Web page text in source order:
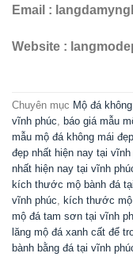
Email :
Website :
Chuyên mục Mộ đá
vĩnh phúc, báo giá mẫu
mẫu mộ đá không mái
đẹp nhất hiện nay tại vĩnh
nhất hiện nay tại vĩnh
kích thước mộ bành đá
vĩnh phúc, kích thước
mộ đá tam sơn tại vĩnh
lăng mộ đá xanh cất để
bành bằng đá tại vĩnh